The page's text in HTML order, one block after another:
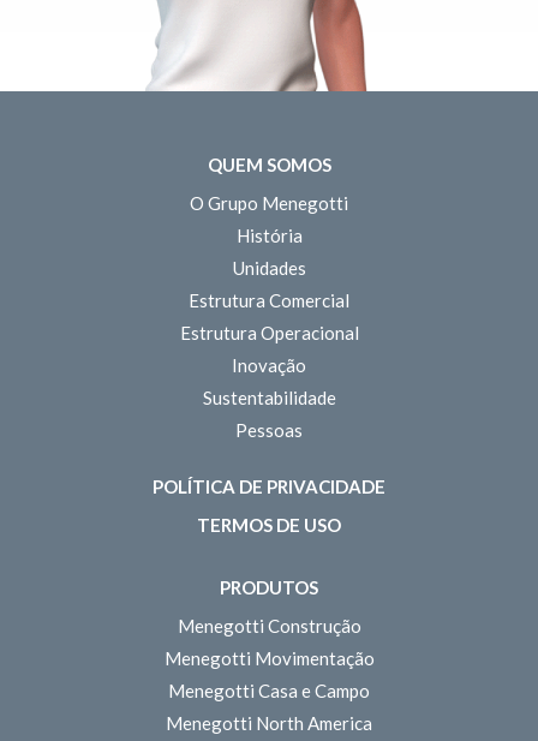
QUEM SOMOS
O Grupo Menegotti
História
Unidades
Estrutura Comercial
Estrutura Operacional
Inovação
Sustentabilidade
Pessoas
POLÍTICA DE PRIVACIDADE
TERMOS DE USO
PRODUTOS
Menegotti Construção
Menegotti Movimentação
Menegotti Casa e Campo
Menegotti North America